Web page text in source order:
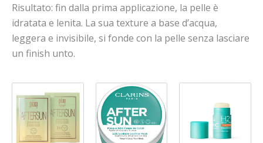
Risultato: fin dalla prima applicazione, la pelle è
idratata e lenita. La sua texture a base d’acqua,
leggera e invisibile, si fonde con la pelle senza lasciare
un finish unto.